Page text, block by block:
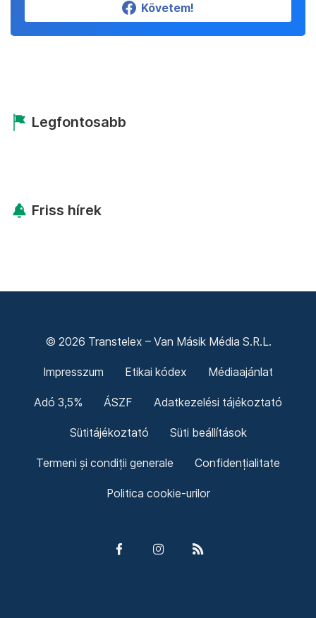
Követem!
Legfontosabb
Friss hírek
© 2026 Transtelex – Van Másik Média S.R.L.
Impresszum Etikai kódex Médiaajánlat
Adó 3,5% ÁSZF Adatkezelési tájékoztató
Sütitájékoztató Süti beállítások
Termeni și condiții generale Confidențialitate
Politica cookie-urilor